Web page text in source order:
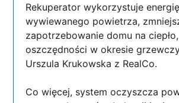
Rekuperator wykorzystuje
wywiewanego powietrza,
zapotrzebowanie domu na
oszczędności w okresie
Urszula Krukowska z RealCo.
Co więcej, system oczyszcza